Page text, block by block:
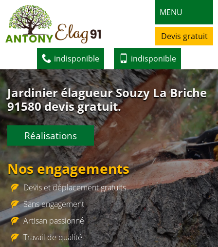
MENU
Devis gratuit
indisponible indisponible
Jardinier élagueur Souzy La Briche
91580 devis gratuit.
Réalisations
Nos engagements
Devis et déplacement gratuits
Sans engagement
Artisan passionné
Travail de qualité